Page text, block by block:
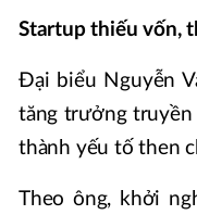
Startup thiếu vốn,
Đại biểu Nguyễn
tăng trưởng truyền
thành yếu tố then
Theo ông, khởi